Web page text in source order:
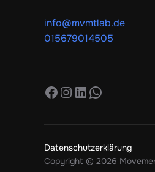
info@mvmtlab.de
015679014505
Facebook
Instagram
LinkedIn
WhatsApp
Datenschutzerklärung
Copyright © 2026